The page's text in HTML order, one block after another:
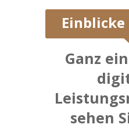
Ganz
sehen